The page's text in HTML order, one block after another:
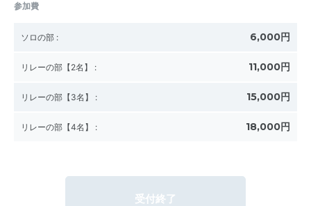
参加費
ソロの部 : 6,000円
リレーの部【2名】 : 11,000円
リレーの部【3名】 : 15,000円
リレーの部【4名】 : 18,000円
受付終了